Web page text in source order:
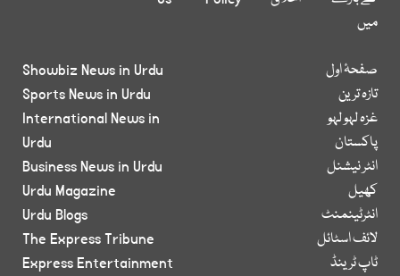
میں
صفحۂ اول
تازہ ترین
غزہ لہو لہو
پاکستان
انٹر نیشنل
کھیل
انٹرٹینمنٹ
لائف اسٹائل
ٹاپ ٹرینڈ
Showbiz News in Urdu
Sports News in Urdu
International News in
Urdu
Business News in Urdu
Urdu Magazine
Urdu Blogs
The Express Tribune
Express Entertainment